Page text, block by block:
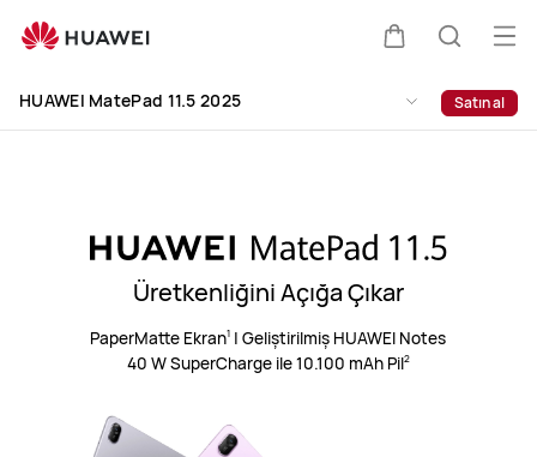
MatePad
2025
aç
HUAWEI MatePad 11.5 2025 Satın al
Üretkenliğini Açığa Çıkar
PaperMatte Ekran1 | Geliştirilmiş HUAWEI Notes
40 W SuperCharge ile 10.100 mAh Pil2